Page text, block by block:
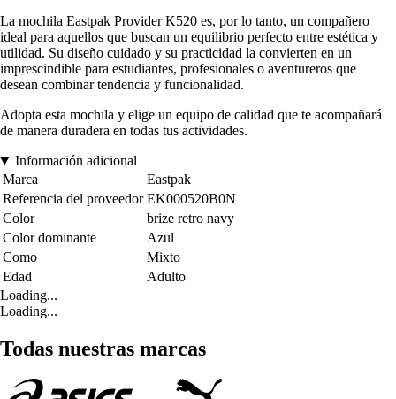
La mochila Eastpak Provider K520 es, por lo tanto, un compañero
ideal para aquellos que buscan un equilibrio perfecto entre estética y
utilidad. Su diseño cuidado y su practicidad la convierten en un
imprescindible para estudiantes, profesionales o aventureros que
desean combinar tendencia y funcionalidad.
Adopta esta mochila y elige un equipo de calidad que te acompañará
de manera duradera en todas tus actividades.
Información adicional
Marca
Eastpak
Referencia del proveedor EK000520B0N
Color
brize retro navy
Color dominante
Azul
Como
Mixto
Edad
Adulto
Loading...
Loading...
Todas nuestras marcas